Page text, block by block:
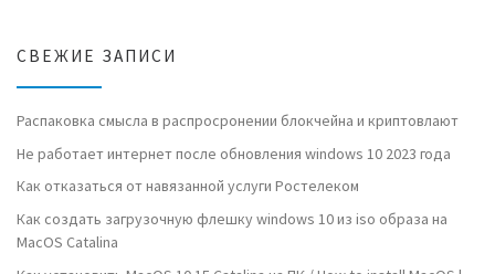
СВЕЖИЕ ЗАПИСИ
Распаковка смысла в распросронении блокчейна и криптовлают
Не работает интернет после обновления windows 10 2023 года
Как отказаться от навязанной услуги Ростелеком
Как создать загрузочную флешку windows 10 из iso образа на
MacOS Catalina